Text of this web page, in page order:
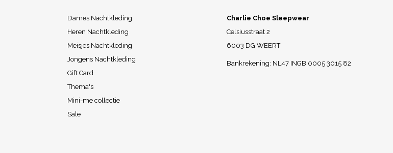
Dames Nachtkleding
Heren Nachtkleding
Meisjes Nachtkleding
Jongens Nachtkleding
Gift Card
Thema's
Mini-me collectie
Sale
Charlie Choe Sleepwear
Celsiusstraat 2
6003 DG WEERT
Bankrekening: NL47 INGB 0005 3015 82